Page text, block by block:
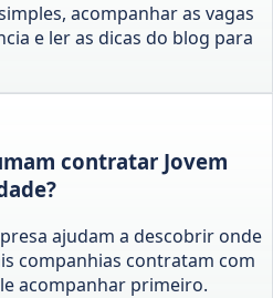
acompanhar as vagas
e ler as dicas do blog para
contratar Jovem
ajudam a descobrir onde
companhias contratam com
acompanhar primeiro.